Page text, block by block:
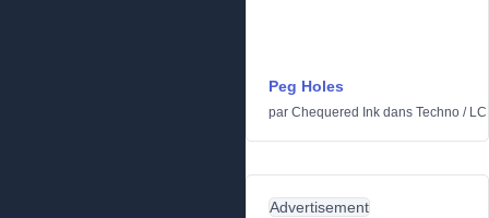
Peg Holes
par Chequered Ink dans Techno /
Advertisement